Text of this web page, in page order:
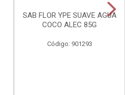
SAB FLOR YPE SUAVE AGUA
COCO ALEC 85G
Código: 901293